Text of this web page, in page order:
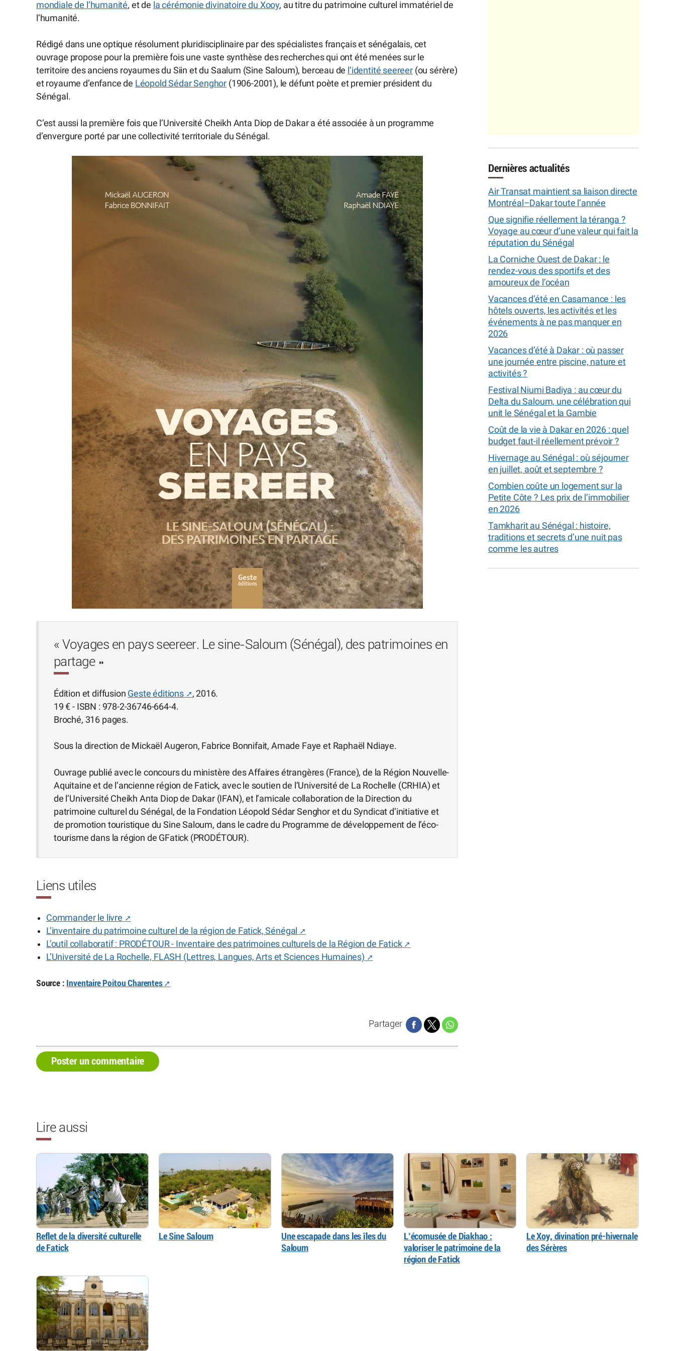
mondiale de l’humanité, et de la cérémonie divinatoire du Xooy, au titre du patrimoine culturel immatériel de
l’humanité.
Rédigé dans une optique résolument pluridisciplinaire par des spécialistes français et sénégalais, cet
ouvrage propose pour la première fois une vaste synthèse des recherches qui ont été menées sur le
territoire des anciens royaumes du Siin et du Saalum (Sine Saloum), berceau de l’identité seereer(ou sérère)
et royaume d’enfance de Léopold Sédar Senghor (1906-2001), le défunt poète et premier président du
Sénégal.
C’est aussi la première fois que l’Université Cheikh Anta Diop de Dakar a été associée à un programme
d’envergure porté par une collectivité territoriale du Sénégal.
« Voyages en pays seereer. Le sine-Saloum (Sénégal), des patrimoines en
partage »
Édition et diffusion Geste éditions
, 2016.
19 € - ISBN : 978-2-36746-664-4.
Broché, 316 pages.
Sous la direction de Mickaël Augeron, Fabrice Bonnifait, Amade Faye et Raphaël Ndiaye.
Ouvrage publié avec le concours du ministère des Affaires étrangères (France), de la Région Nouvelle-
Aquitaine et de l’ancienne région de Fatick, avec le soutien de l’Université de La Rochelle (CRHIA) et
de l’Université Cheikh Anta Diop de Dakar (IFAN), et l’amicale collaboration de la Direction du
patrimoine culturel du Sénégal, de la Fondation Léopold Sédar Senghor et du Syndicat d’initiative et
de promotion touristique du Sine Saloum, dans le cadre du Programme de développement de l’éco-
tourisme dans la région de GFatick (PRODÉTOUR).
Liens utiles
Commander le livre
L’inventaire du patrimoine culturel de la région de Fatick, Sénégal
L’outil collaboratif : PRODÉTOUR - Inventaire des patrimoines culturels de la Région de Fatick
L’Université de La Rochelle, FLASH (Lettres, Langues, Arts et Sciences Humaines)
Source : Inventaire Poitou Charentes
Partager
Poster un commentaire
Dernières actualités
Air Transat maintient sa liaison directe
Montréal–Dakar toute l’année
Que signifie réellement la téranga ?
Voyage au cœur d’une valeur qui fait la
réputation du Sénégal
La Corniche Ouest de Dakar : le
rendez-vous des sportifs et des
amoureux de l’océan
Vacances d’été en Casamance : les
hôtels ouverts, les activités et les
événements à ne pas manquer en
2026
Vacances d’été à Dakar : où passer
une journée entre piscine, nature et
activités ?
Festival Niumi Badiya : au cœur du
Delta du Saloum, une célébration qui
unit le Sénégal et la Gambie
Coût de la vie à Dakar en 2026 : quel
budget faut-il réellement prévoir ?
Hivernage au Sénégal : où séjourner
en juillet, août et septembre ?
Combien coûte un logement sur la
Petite Côte ? Les prix de l’immobilier
en 2026
Tamkharit au Sénégal : histoire,
traditions et secrets d’une nuit pas
comme les autres
Lire aussi
Reflet de la diversité culturelle
de Fatick
Le Sine Saloum
Une escapade dans les îles du
Saloum
L’écomusée de Diakhao :
valoriser le patrimoine de la
région de Fatick
Le Xoy, divination pré-hivernale
des Sérères